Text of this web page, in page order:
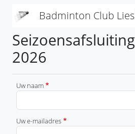
Badminton Club
2026
Uw naam
Uw e-mailadres